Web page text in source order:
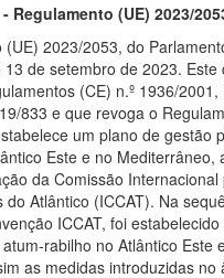
- Regulamento (UE) 2023/
(UE) 2023/2053, do
13 de setembro de 2023. Este
(CE) n.º 1936/
833 e que revoga o
um plano de gestão
Este e no Mediterrâneo,
da Comissão
do Atlântico (ICCAT). Na
ICCAT, foi
rabilho no Atlântico Este
as medidas introduzidas no